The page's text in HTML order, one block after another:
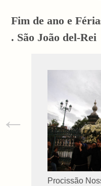
Fim de ano e
. São João del-Rei
Procissão
←